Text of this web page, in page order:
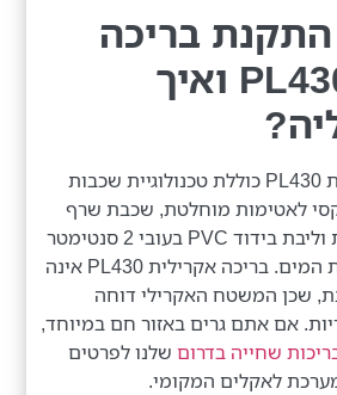
בריכה
אקרילית PL430 ואיך
התקנת בריכה אקרילית PL430 כוללת טכנולוגיית שכבות
לאטימות מוחלטת, שכבת שרף
לחיזוק וגמישות מבנית וליבת בידוד PVC בעובי 2 סנטימטר
לשמירה על טמפרטורת המים. בריכה אקרילית PL430 אינה
שכן המשטח האקרילי דוחה
אם אתם גרים באזור חם במיוחד,
שחייה בדרוםשלנו לפרטים
לאקלים המקומי.